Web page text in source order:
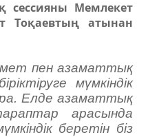
сессияны Мемлекет
Тоқаевтың атынан
пен азаматтық
мүмкіндік
Елде азаматтық
арасында
беретін біз